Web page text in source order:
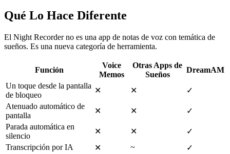
Qué Lo Hace Diferente
El Night Recorder no es una app de notas de voz con temática de
sueños. Es una nueva categoría de herramienta.
Función
Voice
Memos
Otras Apps de
Sueños
DreamAM
Un toque desde la pantalla
de bloqueo
✕ ✕
✓
Atenuado automático de
pantalla
✕ ✕
✓
Parada automática en
silencio
✕ ✕
✓
Transcripción por IA
✕ ~
✓